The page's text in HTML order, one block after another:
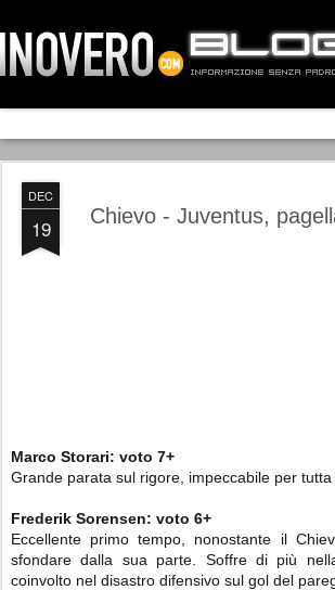
DEC
19 Chievo - Juventus,
Marco Storari: voto 7+
Grande parata sul rigore, impeccabile per
Frederik Sorensen: voto 6+
Eccellente primo tempo, nonostante il
sfondare dalla sua parte. Soffre di più
coinvolto nel disastro difensivo sul gol del